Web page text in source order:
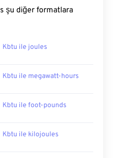
şu diğer formatlara
Kbtu ile joules
Kbtu ile megawatt-hours
Kbtu ile foot-pounds
Kbtu ile kilojoules